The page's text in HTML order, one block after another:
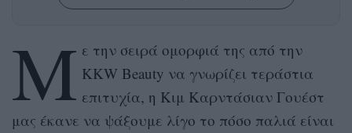
Μ ε την σειρά ομορφιά της από την
KKW Beauty να γνωρίζει τεράστια
επιτυχία, η Κιμ Καρντάσιαν Γουέστ
μας έκανε να ψάξουμε λίγο το πόσο παλιά είναι